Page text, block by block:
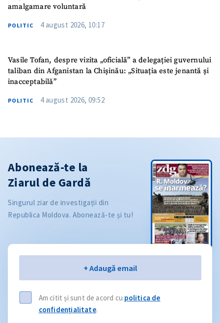
amalgamare voluntară
POLITIC 4 august 2026, 10:17
Vasile Tofan, despre vizita „oficială” a delegației guvernului
taliban din Afganistan la Chișinău: „Situația este jenantă și
inacceptabilă”
POLITIC 4 august 2026, 09:52
Abonează-te la
Ziarul de Gardă
Singurul ziar de investigații din
Republica Moldova. Abonează-te și tu!
+ Adaugă email
Am citit și sunt de acord cu politica de
confidențialitate.